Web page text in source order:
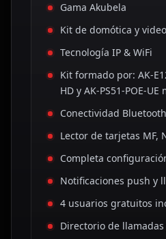
Gama Akubela
Kit de domótica y
Tecnología IP & WiFi
Kit formado por: AK-
HD y AK-PS51-POE-
Conectividad
Lector de tarjetas MF,
Completa
Notificaciones push y
4 usuarios gratuitos
Directorio de